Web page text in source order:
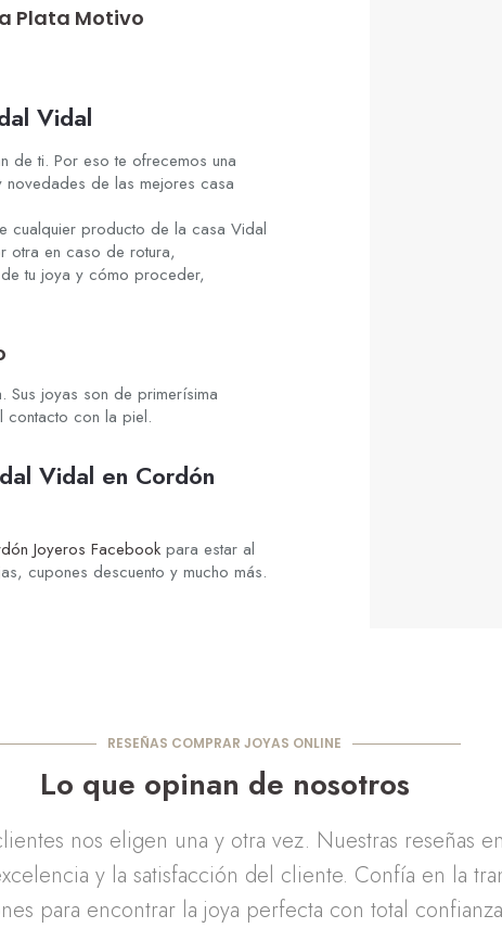
Plata Motivo
Vidal
de ti. Por eso te ofrecemos una
novedades de las mejores casa
cualquier producto de la casa Vidal
otra en caso de rotura,
tu joya y cómo proceder,
joyas son de primerísima
contacto con la piel.
Vidal en Cordón
Joyeros Facebook para estar al
cupones descuento y mucho más.
RESEÑAS COMPRAR JOYAS ONLINE
Lo que opinan de nosotros
nos eligen una y otra vez. Nuestras reseñas
y la satisfacción del cliente. Confía en la
para encontrar la joya perfecta con total